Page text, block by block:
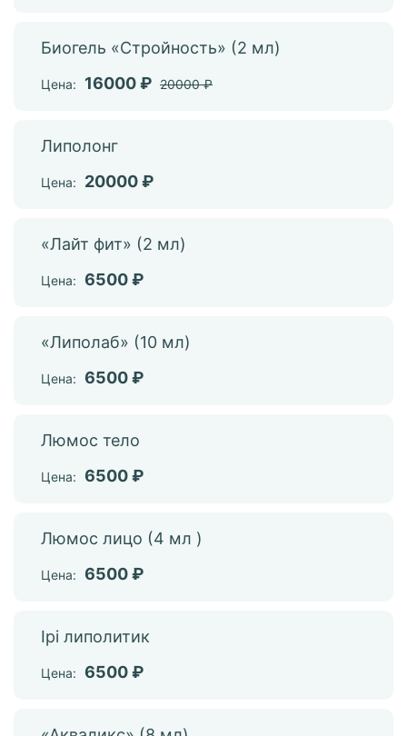
Биогель «Стройность» (2 мл)
Цена: 16000 ₽ 20000 ₽
Липолонг
Цена: 20000 ₽
«Лайт фит» (2 мл)
Цена: 6500 ₽
«Липолаб» (10 мл)
Цена: 6500 ₽
Люмос тело
Цена: 6500 ₽
Люмос лицо (4 мл )
Цена: 6500 ₽
Ipi липолитик
Цена: 6500 ₽